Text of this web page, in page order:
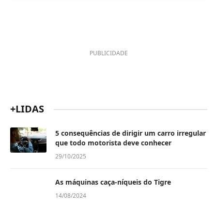
PUBLICIDADE
+LIDAS
5 consequências de dirigir um carro irregular
que todo motorista deve conhecer
29/10/2025
As máquinas caça-níqueis do Tigre
14/08/2024